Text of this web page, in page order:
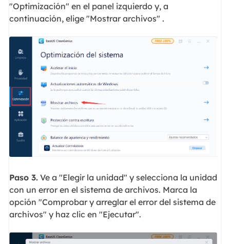
"Optimización" en el panel izquierdo y, a
continuación, elige "Mostrar archivos" .
Paso 3.Ve a "Elegir la unidad" y selecciona la unidad
con un error en el sistema de archivos. Marca la
opción "Comprobar y arreglar el error del sistema de
archivos" y haz clic en "Ejecutar".